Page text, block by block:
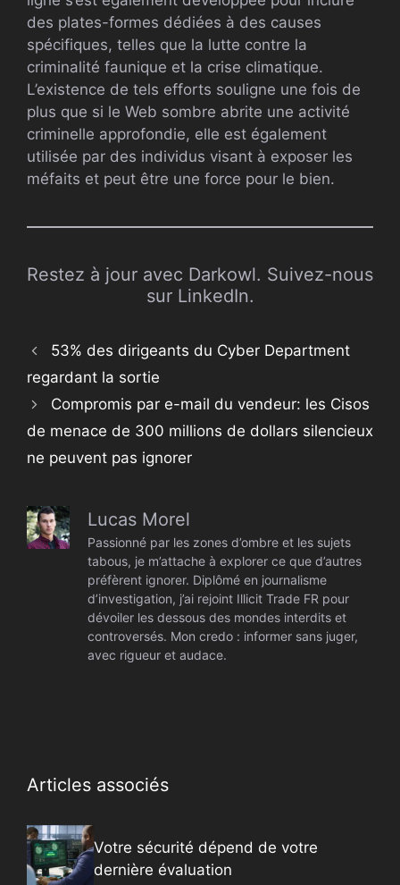
des plates-formes dédiées à des causes
spécifiques, telles que la lutte contre la
criminalité faunique et la crise climatique.
L’existence de tels efforts souligne une fois de
plus que si le Web sombre abrite une activité
criminelle approfondie, elle est également
utilisée par des individus visant à exposer les
méfaits et peut être une force pour le bien.
Restez à jour avec Darkowl. Suivez-nous
sur LinkedIn.
53% des dirigeants du Cyber ​​Department
regardant la sortie
Compromis par e-mail du vendeur: les Cisos
de menace de 300 millions de dollars silencieux
ne peuvent pas ignorer
Lucas Morel
Passionné par les zones d’ombre et les sujets
tabous, je m’attache à explorer ce que d’autres
préfèrent ignorer. Diplômé en journalisme
d’investigation, j’ai rejoint Illicit Trade FR pour
dévoiler les dessous des mondes interdits et
controversés. Mon credo : informer sans juger,
avec rigueur et audace.
Articles associés
Votre sécurité dépend de votre
dernière évaluation